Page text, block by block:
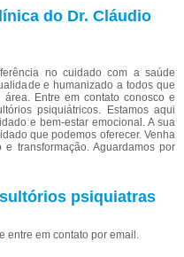
do Dr. Cláudio
no cuidado com a saúde
e humanizado a todos que
Entre em contato conosco e
psiquiátricos. Estamos aqui
e bem-estar emocional. A sua
que podemos oferecer. Venha
transformação. Aguardamos por
psiquiatras
e entre em contato por email.